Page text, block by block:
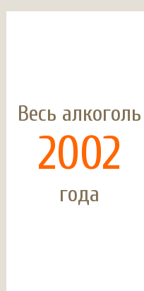
Весь алкоголь
2002
года